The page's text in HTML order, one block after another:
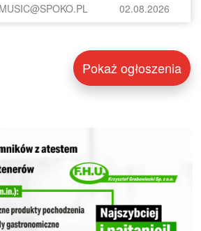
02.08.2026
Pokaż ogłoszenia